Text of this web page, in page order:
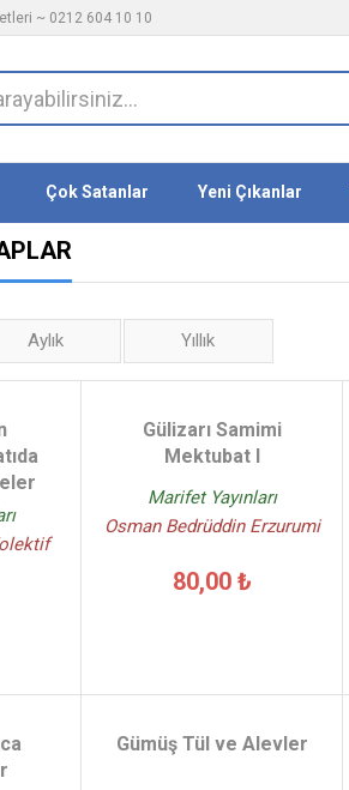
~ 0212 604 10 10
Çok Satanlar Yeni Çıkanlar
Aylık Yıllık
Gülizarı Samimi
Mektubat I
Marifet Yayınları
Osman Bedrüddin Erzurumi
80,00 ₺
Gümüş Tül ve Alevler